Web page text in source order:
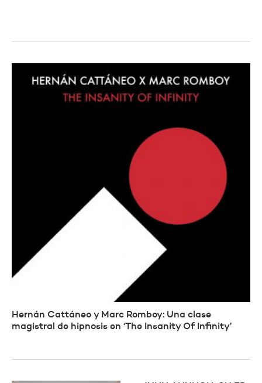
Hernán Cattáneo y Marc Romboy: Una clase
magistral de hipnosis en ‘The Insanity Of Infinity’